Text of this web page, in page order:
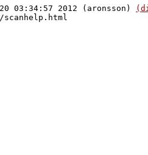
03:34:57 2012 (aronsson)